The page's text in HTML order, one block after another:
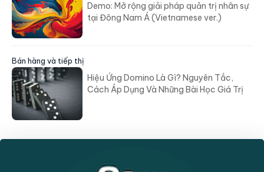
Demo: Mở rộng giải pháp quản trị nhân sự
tại Đông Nam Á (Vietnamese ver.)
Bán hàng và tiếp thị
Hiệu Ứng Domino Là Gì? Nguyên Tắc,
Cách Áp Dụng Và Những Bài Học Giá Trị